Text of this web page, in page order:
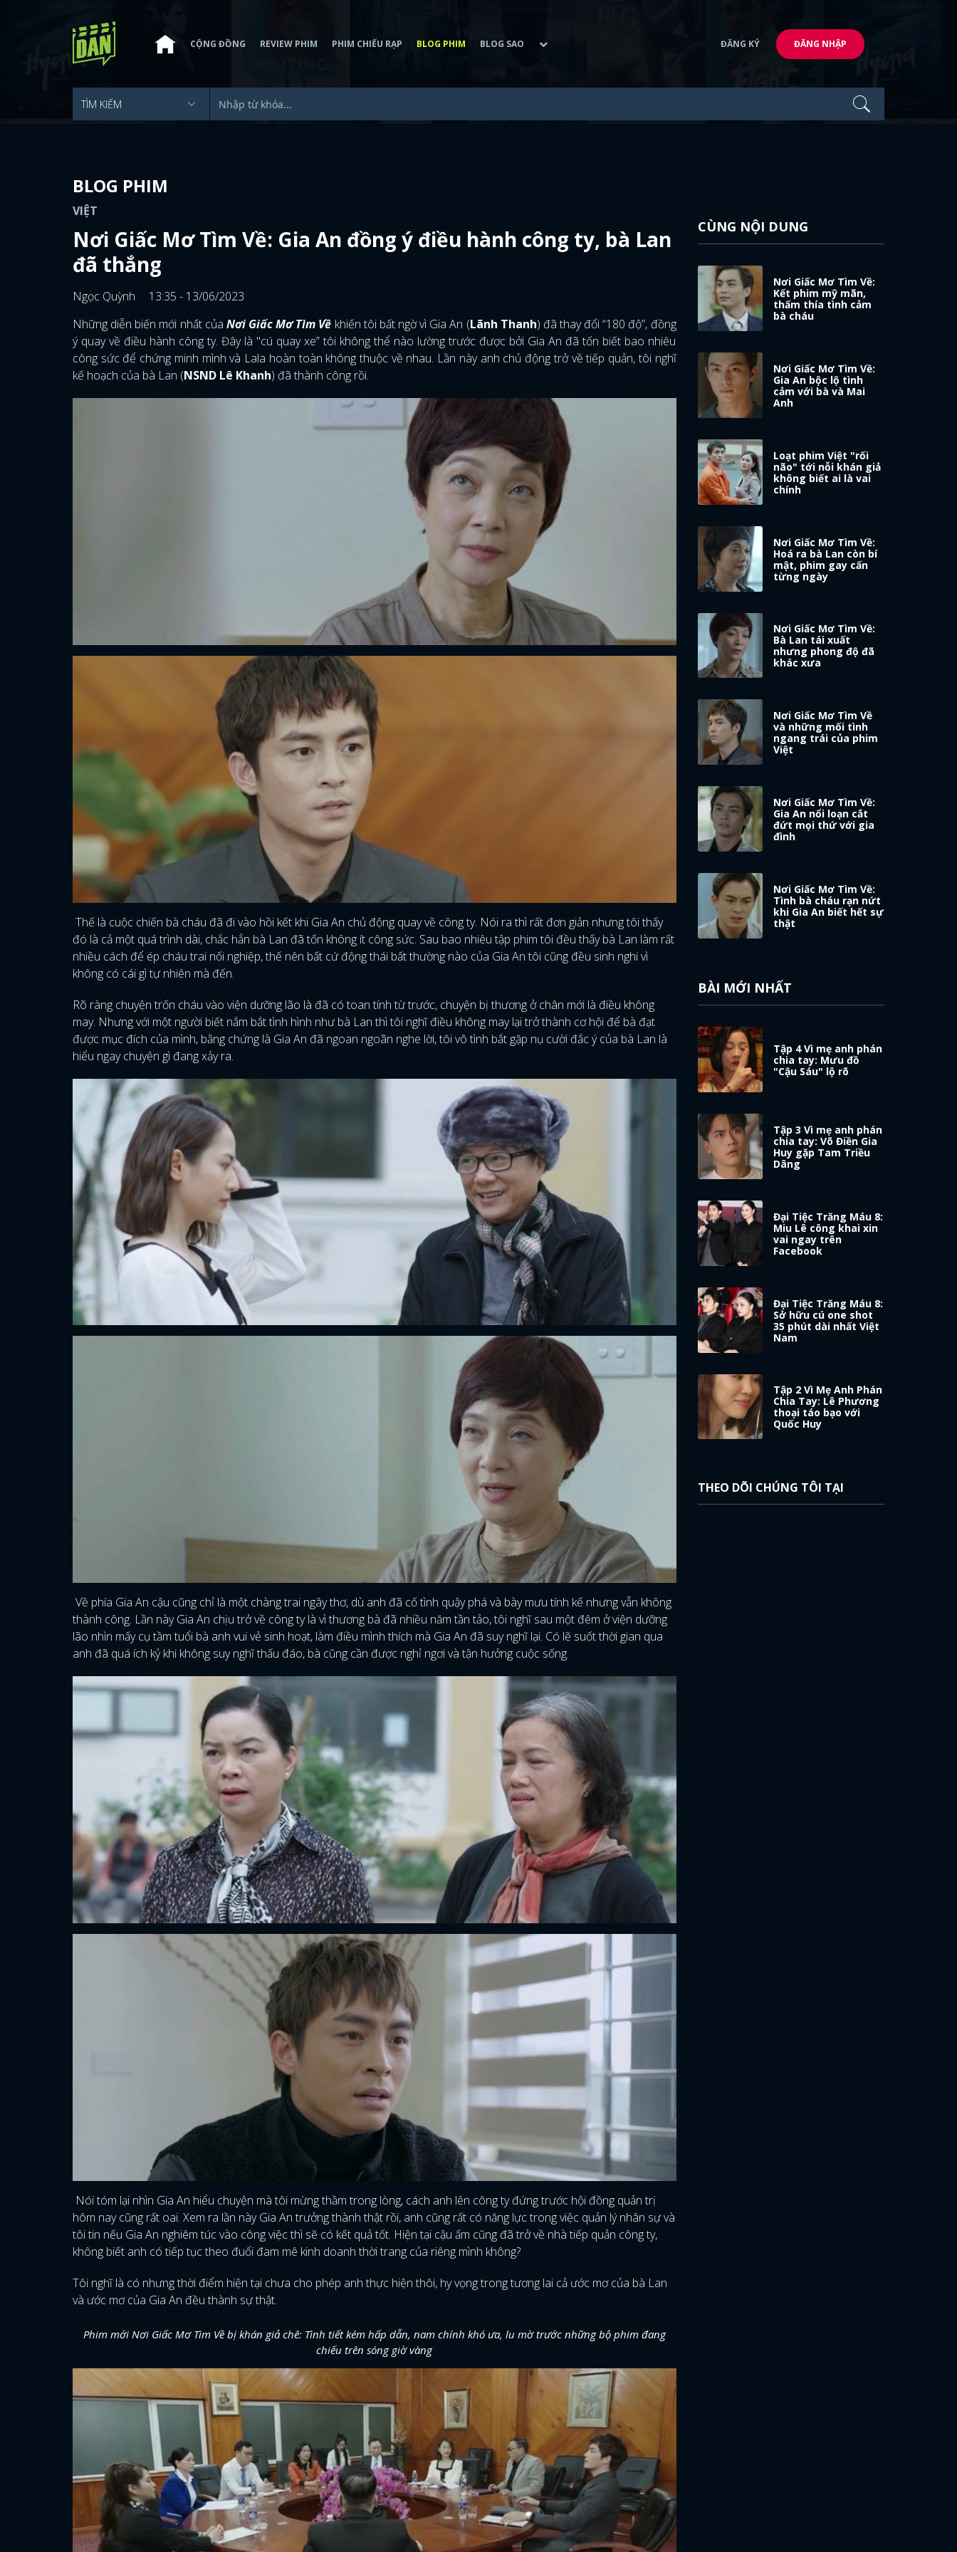
ĐĂNG NHẬP
FACEBOOK GOOGLE
CỘNG ĐỒNG REVIEW PHIM PHIM CHIẾU RẠP BLOG PHIM BLOG SAO ĐĂNG KÝ ĐĂNG NHẬP
BLOG PHIM
VIỆT
Nơi Giấc Mơ Tìm Về: Gia An đồng ý điều hành công ty, bà Lan
đã thắng
Ngọc Quỳnh
13:35 - 13/06/2023
Những diễn biến mới nhất của Nơi Giấc Mơ Tìm Về khiến tôi bất ngờ vì Gia An (Lãnh Thanh) đã thay đổi “180 độ”, đồng
ý quay về điều hành công ty. Đây là "cú quay xe” tôi không thể nào lường trước được bởi Gia An đã tốn biết bao nhiêu
công sức để chứng minh mình và Lala hoàn toàn không thuộc về nhau. Lần này anh chủ động trở về tiếp quản, tôi nghĩ
kế hoạch của bà Lan (NSND Lê Khanh) đã thành công rồi.
Thế là cuộc chiến bà cháu đã đi vào hồi kết khi Gia An chủ động quay về công ty. Nói ra thì rất đơn giản nhưng tôi thấy
đó là cả một quá trình dài, chắc hẳn bà Lan đã tốn không ít công sức. Sau bao nhiêu tập phim tôi đều thấy bà Lan làm rất
nhiều cách để ép cháu trai nối nghiệp, thế nên bất cứ động thái bất thường nào của Gia An tôi cũng đều sinh nghi vì
không có cái gì tự nhiên mà đến.
Rõ ràng chuyện trốn cháu vào viện dưỡng lão là đã có toan tính từ trước, chuyện bị thương ở chân mới là điều không
may. Nhưng với một người biết nắm bắt tình hình như bà Lan thì tôi nghĩ điều không may lại trở thành cơ hội để bà đạt
được mục đích của mình, bằng chứng là Gia An đã ngoan ngoãn nghe lời, tôi vô tình bắt gặp nụ cười đắc ý của bà Lan là
hiểu ngay chuyện gì đang xảy ra.
Về phía Gia An cậu cũng chỉ là một chàng trai ngây thơ, dù anh đã cố tình quậy phá và bày mưu tính kế nhưng vẫn không
thành công. Lần này Gia An chịu trở về công ty là vì thương bà đã nhiều năm tần tảo, tôi nghĩ sau một đêm ở viện dưỡng
lão nhìn mấy cụ tầm tuổi bà anh vui vẻ sinh hoạt, làm điều mình thích mà Gia An đã suy nghĩ lại. Có lẽ suốt thời gian qua
anh đã quá ích kỷ khi không suy nghĩ thấu đáo, bà cũng cần được nghỉ ngơi và tận hưởng cuộc sống.
Nói tóm lại nhìn Gia An hiểu chuyện mà tôi mừng thầm trong lòng, cách anh lên công ty đứng trước hội đồng quản trị
hôm nay cũng rất oai. Xem ra lần này Gia An trưởng thành thật rồi, anh cũng rất có năng lực trong việc quản lý nhân sự và
tôi tin nếu Gia An nghiêm túc vào công việc thì sẽ có kết quả tốt. Hiện tại cậu ấm cũng đã trở về nhà tiếp quản công ty,
không biết anh có tiếp tục theo đuổi đam mê kinh doanh thời trang của riêng mình không?
Tôi nghĩ là có nhưng thời điểm hiện tại chưa cho phép anh thực hiện thôi, hy vọng trong tương lai cả ước mơ của bà Lan
và ước mơ của Gia An đều thành sự thật.
Phim mới Nơi Giấc Mơ Tìm Về bị khán giả chê: Tình tiết kém hấp dẫn, nam chính khó ưa, lu mờ trước những bộ phim đang
chiếu trên sóng giờ vàng
CÙNG NỘI DUNG
Nơi Giấc Mơ Tìm Về:
Kết phim mỹ mãn,
thấm thía tình cảm
bà cháu
Nơi Giấc Mơ Tìm Về:
Gia An bộc lộ tình
cảm với bà và Mai
Anh
Loạt phim Việt "rối
não" tới nỗi khán giả
không biết ai là vai
chính
Nơi Giấc Mơ Tìm Về:
Hoá ra bà Lan còn bí
mật, phim gay cấn
từng ngày
Nơi Giấc Mơ Tìm Về:
Bà Lan tái xuất
nhưng phong độ đã
khác xưa
Nơi Giấc Mơ Tìm Về
và những mối tình
ngang trái của phim
Việt
Nơi Giấc Mơ Tìm Về:
Gia An nổi loạn cắt
đứt mọi thứ với gia
đình
Nơi Giấc Mơ Tìm Về:
Tình bà cháu rạn nứt
khi Gia An biết hết sự
thật
BÀI MỚI NHẤT
Tập 4 Vì mẹ anh phán
chia tay: Mưu đồ
"Cậu Sáu" lộ rõ
Tập 3 Vì mẹ anh phán
chia tay: Võ Điền Gia
Huy gặp Tam Triều
Dâng
Đại Tiệc Trăng Máu 8:
Miu Lê công khai xin
vai ngay trên
Facebook
Đại Tiệc Trăng Máu 8:
Sở hữu cú one shot
35 phút dài nhất Việt
Nam
Tập 2 Vì Mẹ Anh Phán
Chia Tay: Lê Phương
thoại táo bạo với
Quốc Huy
THEO DÕI CHÚNG TÔI TẠI